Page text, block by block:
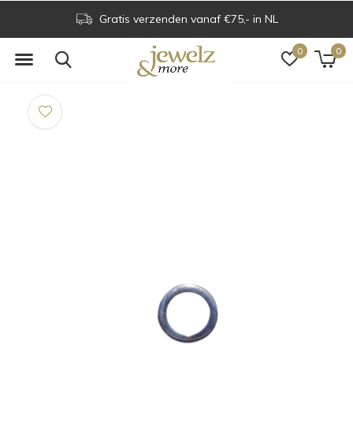
0 0
Gratis verzenden vanaf €75,- in NL